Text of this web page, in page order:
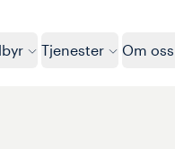
Tjenester Om oss